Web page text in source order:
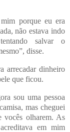
porque eu era
não estava indo
salvar o
disse.
arrecadar dinheiro
que ficou.
sou uma pessoa
mas cheguei
olharem. As
em mim